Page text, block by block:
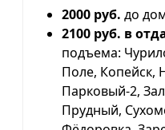
2000 руб. до
2100 руб. в
подъема:
Поле, Копейск,
Парковый-2,
Прудный,